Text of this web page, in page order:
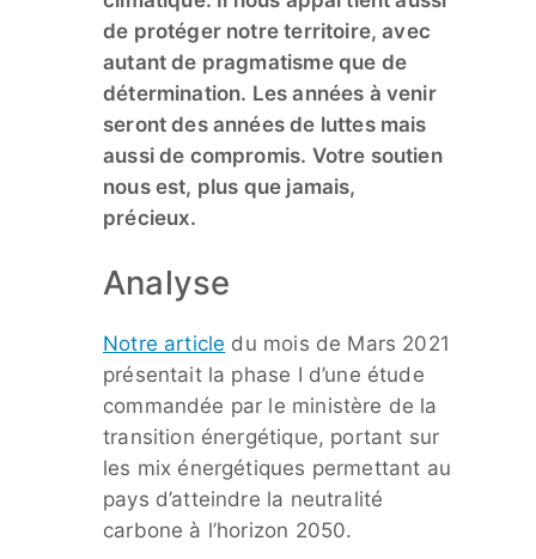
de protéger notre territoire, avec
autant de pragmatisme que de
détermination. Les années à venir
seront des années de luttes mais
aussi de compromis. Votre soutien
nous est, plus que jamais,
précieux.
Analyse
Notre article du mois de Mars 2021
présentait la phase I d’une étude
commandée par le ministère de la
transition énergétique, portant sur
les mix énergétiques permettant au
pays d’atteindre la neutralité
carbone à l’horizon 2050.